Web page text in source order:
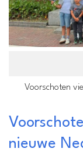
Voorschoten
nieuwe